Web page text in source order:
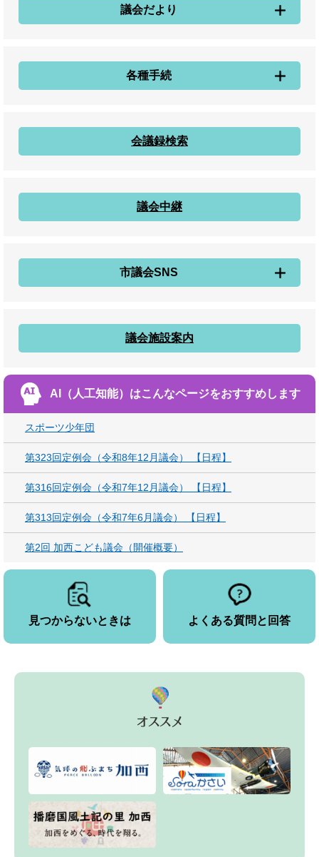
議会だより
各種手続
会議録検索
議会中継
市議会SNS
議会施設案内
AI（人工知能）はこんなページをおすすめします
スポーツ少年団
第323回定例会（令和8年12月議会） 【日程】
第316回定例会（令和7年12月議会） 【日程】
第313回定例会（令和7年6月議会） 【日程】
第2回 加西こども議会（開催概要）
見つからないときは よくある質問と回答